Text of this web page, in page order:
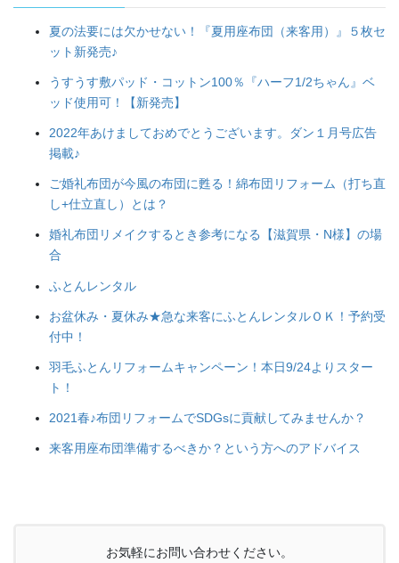
夏の法要には欠かせない！『夏用座布団（来客用）』５枚セ
ット新発売♪
うすうす敷パッド・コットン100％『ハーフ1/2ちゃん』ベ
ッド使用可！【新発売】
2022年あけましておめでとうございます。ダン１月号広告
掲載♪
ご婚礼布団が今風の布団に甦る！綿布団リフォーム（打ち直
し+仕立直し）とは？
婚礼布団リメイクするとき参考になる【滋賀県・N様】の場
合
ふとんレンタル
お盆休み・夏休み★急な来客にふとんレンタルＯＫ！予約受
付中！
羽毛ふとんリフォームキャンペーン！本日9/24よりスター
ト！
2021春♪布団リフォームでSDGsに貢献してみませんか？
来客用座布団準備するべきか？という方へのアドバイス
お気軽にお問い合わせください。